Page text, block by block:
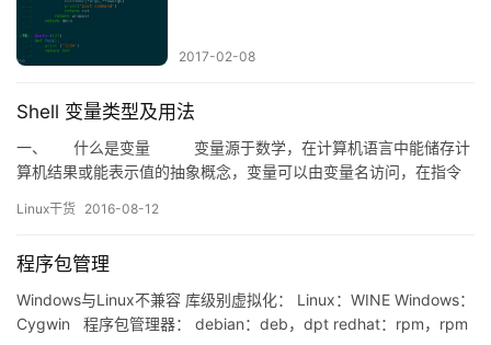
2017-02-08
Shell 变量类型及用法
一、 什么是变量 变量源于数学，在计算机语言中能储存计
算机结果或能表示值的抽象概念，变量可以由变量名访问，在指令
用户登录系统后，都会有一个…
Linux干货 2016-08-12
程序包管理
Windows与Linux不兼容 库级别虚拟化： Linux：WINE Windows：
Cygwin 程序包管理器： debian：deb，dpt redhat：rpm，rpm